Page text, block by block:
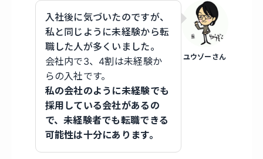
ユウゾーさん
入社後に気づいたのですが、
私と同じように未経験から転
職した人が多くいました。
会社内で3、4割は未経験か
らの入社です。
私の会社のように未経験でも
採用している会社があるの
で、未経験者でも転職できる
可能性は十分にあります。